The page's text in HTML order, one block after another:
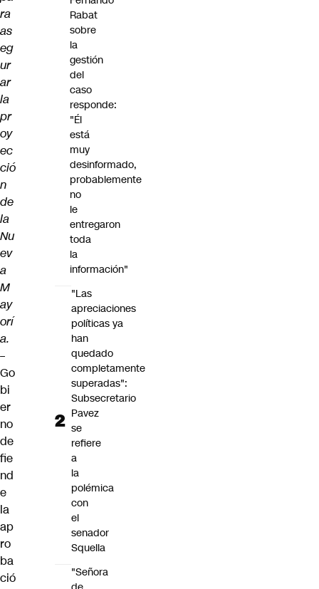
ra
as
eg
ur
ar
la
pr
oy
ec
ció
n
de
la
Nu
ev
a
M
ay
orí
a.
–
Go
bi
er
no
de
fie
nd
e
la
ap
ro
ba
ció
Rabat
sobre
la
gestión
del
caso
responde:
"Él
está
muy
desinformado,
probablemente
no
le
entregaron
toda
la
información"
"Las
apreciaciones
políticas ya
han
quedado
completamente
superadas":
Subsecretario
Pavez
se
refiere
a
la
polémica
con
el
senador
Squella
"Señora